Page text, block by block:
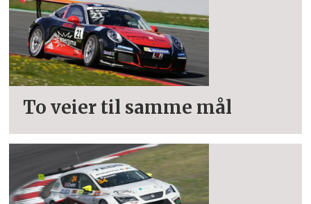
To veier til samme mål